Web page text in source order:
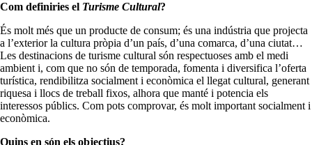
Com definiries el Turisme Cultural?
És molt més que un producte de consum; és una indústria que projecta
a l’exterior la cultura pròpia d’un país, d’una comarca, d’una ciutat…
Les destinacions de turisme cultural són respectuoses amb el medi
ambient i, com que no són de temporada, fomenta i diversifica l’oferta
turística, rendibilitza socialment i econòmica el llegat cultural, generant
riquesa i llocs de treball fixos, alhora que manté i potencia els
interessos públics. Com pots comprovar, és molt important socialment i
econòmica.
Quins en són els objectius?